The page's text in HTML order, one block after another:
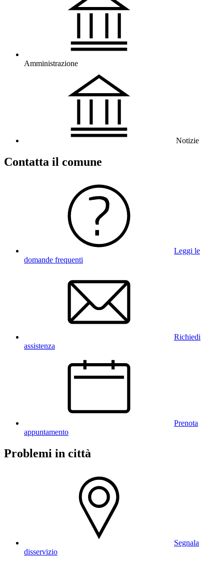
Amministrazione
Notizie
Contatta il comune
Leggi le
domande frequenti
Richiedi
assistenza
Prenota
appuntamento
Problemi in città
Segnala
disservizio